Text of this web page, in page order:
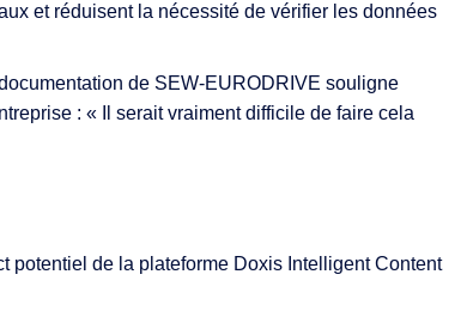
et réduisent la nécessité de vérifier les données
de SEW-EURODRIVE souligne
: « Il serait vraiment difficile de faire cela
potentiel de la plateforme Doxis Intelligent Content